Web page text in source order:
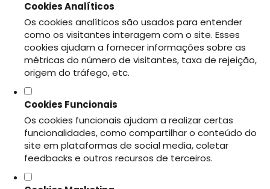
Cookies Analíticos
Os cookies analíticos são usados para entender
como os visitantes interagem com o site. Esses
cookies ajudam a fornecer informações sobre as
métricas do número de visitantes, taxa de rejeição,
origem do tráfego, etc.
Cookies Funcionais
Os cookies funcionais ajudam a realizar certas
funcionalidades, como compartilhar o conteúdo do
site em plataformas de social media, coletar
feedbacks e outros recursos de terceiros.